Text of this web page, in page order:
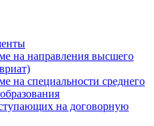
на направления высшего
на специальности среднего
на договорную